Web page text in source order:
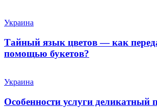
Украина
Тайный язык цветов — как
помощью букетов?
Украина
Особенности услуги деликатный